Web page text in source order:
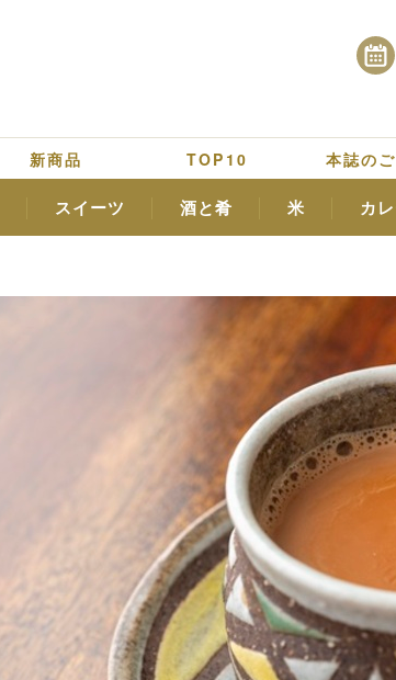
新商品 TOP10 本誌の
スイーツ 酒と肴 米 カ